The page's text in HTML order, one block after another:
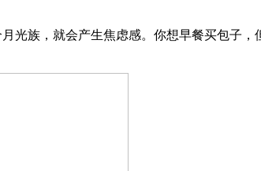
光族，就会产生焦虑感。你想早餐买包子，